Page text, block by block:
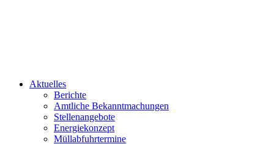
Aktuelles
Berichte
Amtliche Bekanntmachungen
Stellenangebote
Energiekonzept
Müllabfuhrtermine